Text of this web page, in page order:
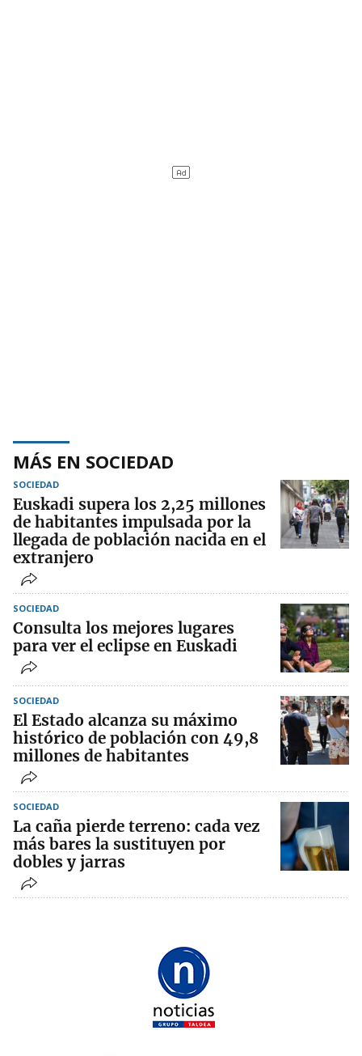
MÁS EN SOCIEDAD
SOCIEDAD
Euskadi supera los 2,25 millones
de habitantes impulsada por la
llegada de población nacida en el
extranjero
SOCIEDAD
Consulta los mejores lugares
para ver el eclipse en Euskadi
SOCIEDAD
El Estado alcanza su máximo
histórico de población con 49,8
millones de habitantes
SOCIEDAD
La caña pierde terreno: cada vez
más bares la sustituyen por
dobles y jarras